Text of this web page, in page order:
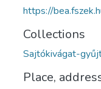
https://
Collections
Sajtókivágat-
Place,